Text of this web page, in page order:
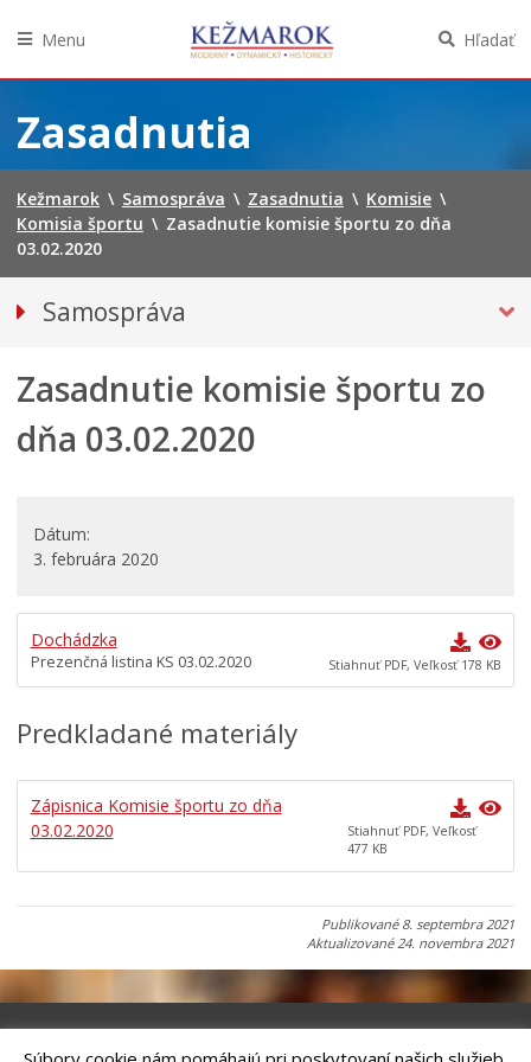
obsah
Menu Hľadať
Zasadnutia
Kežmarok \ Samospráva \ Zasadnutia \ Komisie \
Komisia športu \ Zasadnutie komisie športu zo dňa
03.02.2020
Samospráva
Mestské zastupiteľstvo
Mestská školská rada
Centrálna úradná elektronická tabuľa
Všeobecne záväzné nariadenia
Organizácie
Geo informačný systém – Kežmarok
Rozvoj mesta
Ocenenie mesta
Investície a rekonštrukcie
Voľby do orgánov samosprávy obcí a samosprávnych
Zasadnutie komisie športu zo
dňa 03.02.2020
Dátum
3. februára 2020
Dochádzka
Prezenčná listina KS 03.02.2020 Stiahnuť PDF, Veľkosť 178 KB
Predkladané materiály
Zápisnica Komisie športu zo dňa
03.02.2020
Stiahnuť PDF, Veľkosť
477 KB
Publikované 8. septembra 2021
Aktualizované 24. novembra 2021